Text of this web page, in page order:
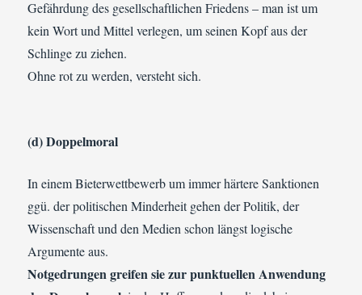
Gefährdung des gesellschaftlichen Friedens – man ist um
kein Wort und Mittel verlegen, um seinen Kopf aus der
Schlinge zu ziehen.
Ohne rot zu werden, versteht sich.
(d) Doppelmoral
In einem Bieterwettbewerb um immer härtere Sanktionen
ggü. der politischen Minderheit gehen der Politik, der
Wissenschaft und den Medien schon längst logische
Argumente aus.
Notgedrungen greifen sie zur punktuellen Anwendung